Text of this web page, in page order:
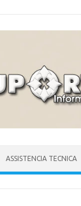
ASSISTENCIA TECNICA